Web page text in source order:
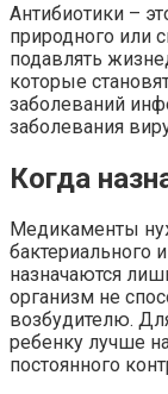
Антибиотики –
природного или
подавлять
которые
заболеваний
заболевания
Когда
Медикаменты
бактериального
назначаются
организм не
возбудителю.
ребенку лучше
постоянного